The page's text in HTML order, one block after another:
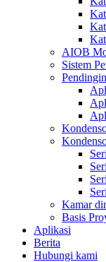
AIOB
Sistem
Kamar
Basis
Aplikasi
Berita
Hubungi kami